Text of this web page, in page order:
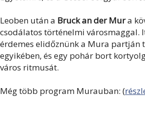
Leoben után a Bruck an der Mura
csodálatos történelmi városmaggal.
érdemes elidőznünk a Mura partján
egyikében, és egy pohár bort
város ritmusát.
Még több program Murauban: (